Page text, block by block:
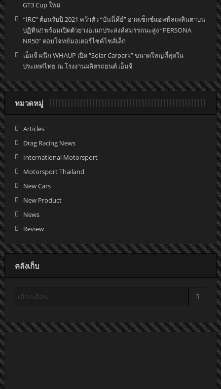
GT3 Cup ใหม่
“IRC” ต้อนรับปี 2021 คว้าตัว “บันนี่คีย์” อวดเซ็กซ์แอพพีลเพลินตาบน
ปฏิทิน!! พร้อมเปิดตัวยางอเนกประสงค์สมรรถนะสูง “PERSONA
NR50” ตอบโจทย์มอเตอร์ไซค์ไซส์เล็ก
เอ็มจี ผนึก WHAUP เปิด “Solar Carpark” ขนาดใหญ่ที่สุดใน
ประเทศไทย ณ โรงงานผลิตรถยนต์ เอ็มจี
หมวดหมู่
Articles
Drag Racing News
International Motorsport
Motorsport Thailand
New Cars
New Product
News
Review
คลังเก็บ
คลัง